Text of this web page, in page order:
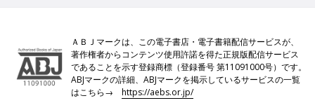
ＡＢＪマークは、この電子書店・電子書籍配信サービスが、
著作権者からコンテンツ使用許諾を得た正規版配信サービス
であることを示す登録商標（登録番号 第11091000号）です。
ABJマークの詳細、ABJマークを掲示しているサービスの一覧
はこちら→https://aebs.or.jp/